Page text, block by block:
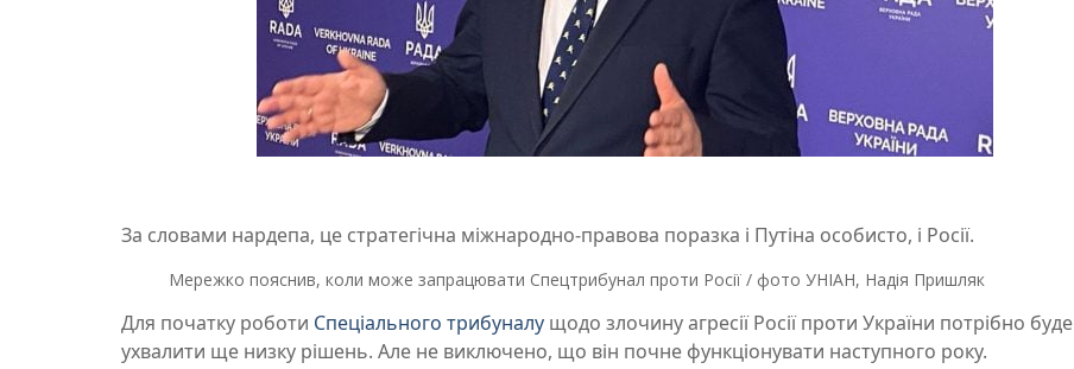
За словами нардепа, це стратегічна міжнародно-правова поразка і Путіна особисто, і Росії.
Мережко пояснив, коли може запрацювати Спецтрибунал проти Росії / фото УНІАН, Надія Пришляк
Для початку роботи Спеціального трибуналу щодо злочину агресії Росії проти України потрібно буде
ухвалити ще низку рішень. Але не виключено, що він почне функціонувати наступного року.